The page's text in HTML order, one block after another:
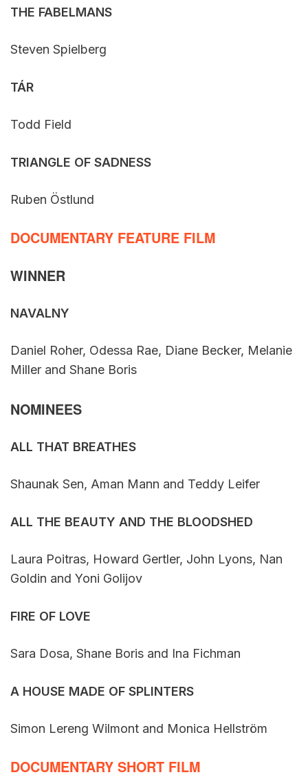
THE FABELMANS
Steven Spielberg
TÁR
Todd Field
TRIANGLE OF SADNESS
Ruben Östlund
DOCUMENTARY FEATURE FILM
WINNER
NAVALNY
Daniel Roher, Odessa Rae, Diane Becker, Melanie
Miller and Shane Boris
NOMINEES
ALL THAT BREATHES
Shaunak Sen, Aman Mann and Teddy Leifer
ALL THE BEAUTY AND THE BLOODSHED
Laura Poitras, Howard Gertler, John Lyons, Nan
Goldin and Yoni Golijov
FIRE OF LOVE
Sara Dosa, Shane Boris and Ina Fichman
A HOUSE MADE OF SPLINTERS
Simon Lereng Wilmont and Monica Hellström
DOCUMENTARY SHORT FILM